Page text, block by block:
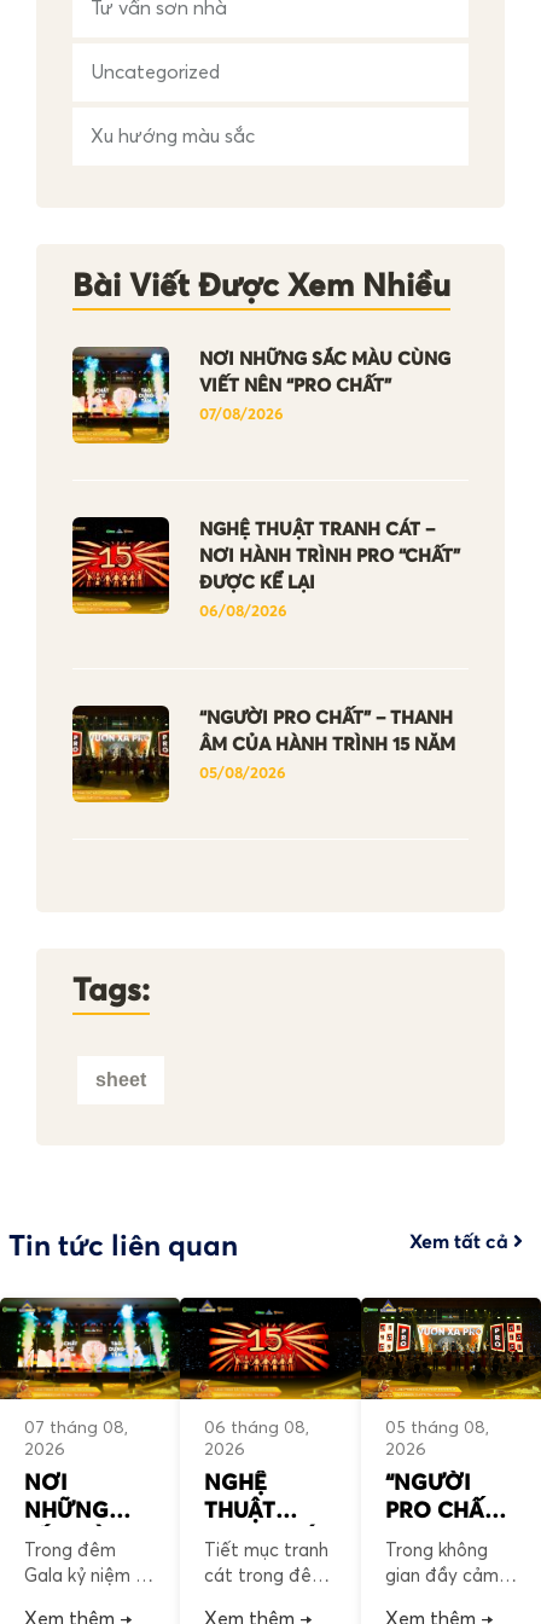
Tư vấn sơn nhà
Uncategorized
Xu hướng màu sắc
Bài Viết Được Xem Nhiều
NƠI NHỮNG SẮC MÀU CÙNG
VIẾT NÊN “PRO CHẤT”
07/08/2026
NGHỆ THUẬT TRANH CÁT –
NƠI HÀNH TRÌNH PRO “CHẤT”
ĐƯỢC KỂ LẠI
06/08/2026
“NGƯỜI PRO CHẤT” – THANH
ÂM CỦA HÀNH TRÌNH 15 NĂM
05/08/2026
Tags:
sheet
Tin tức liên quan Xem tất cả
07 tháng 08,
2026
NƠI
NHỮNG
SẮC MÀU
CÙNG VIẾT
Trong đêm
Gala kỷ niệm 15
Xem thêm →
06 tháng 08,
2026
NGHỆ
THUẬT
TRANH CÁT
– NƠI HÀNH
Tiết mục tranh
cát trong đêm
Xem thêm →
05 tháng 08,
2026
“NGƯỜI
PRO CHẤT”
– THANH
ÂM CỦA
Trong không
gian đầy cảm
Xem thêm →